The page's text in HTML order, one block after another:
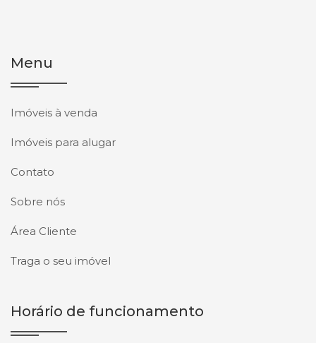
Menu
Imóveis à venda
Imóveis para alugar
Contato
Sobre nós
Área Cliente
Traga o seu imóvel
Horário de funcionamento